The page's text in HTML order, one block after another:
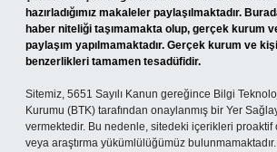
hazırladığımız makaleler paylaşılmaktadır.
haber niteliği taşımamakta olup, gerçek kurum
paylaşım yapılmamaktadır. Gerçek kurum ve
benzerlikleri tamamen tesadüfidir.
Sitemiz, 5651 Sayılı Kanun gereğince Bilgi
Kurumu (BTK) tarafından onaylanmış bir Yer
vermektedir. Bu nedenle, sitedeki içerikleri proaktif
veya araştırma yükümlülüğümüz